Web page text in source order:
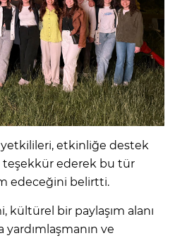
etkinliğe destek
teşekkür ederek bu tür
edeceğini belirtti.
kültürel bir paylaşım alanı
yardımlaşmanın ve